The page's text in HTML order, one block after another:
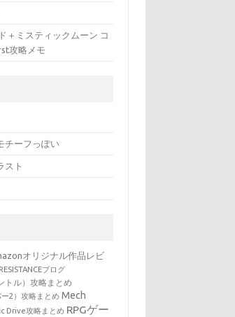
＋ミスティックムーン コ
攻略メモ
チーフっぽい
スト
オリジナル作品レビ
ブログ
トル）攻略まとめ
ー2）攻略まとめ Mech
Drive攻略まとめ RPGゲー